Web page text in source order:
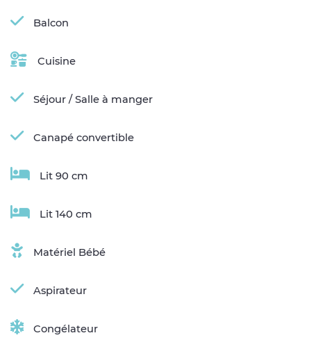
Balcon
Cuisine
Séjour / Salle à manger
Canapé convertible
Lit 90 cm
Lit 140 cm
Matériel Bébé
Aspirateur
Congélateur